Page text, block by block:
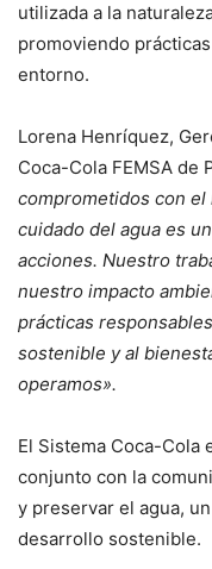
utilizada a la
promoviendo
entorno.
Lorena Henríquez,
Coca-Cola FEMSA de
comprometidos con
cuidado del agua es
acciones. Nuestro
nuestro impacto
prácticas
sostenible y al
operamos».
El Sistema Coca-Cola
conjunto con la
y preservar el agua,
desarrollo sostenible.